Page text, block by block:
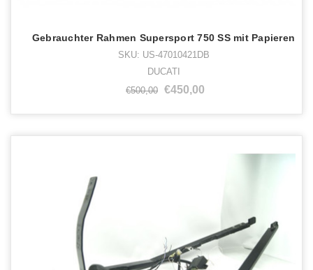
Gebrauchter Rahmen Supersport 750 SS mit Papieren
SKU: US-47010421DB
DUCATI
€500,00 €450,00